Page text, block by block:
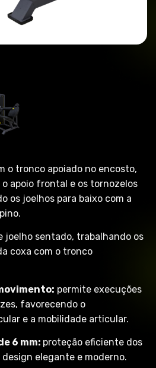
o tronco apoiado no encosto,
o apoio frontal e os tornozelos
os joelhos para baixo com a
joelho sentado, trabalhando os
coxa com o tronco
permite execuções
favorecendo o
e a mobilidade articular.
6 mm: proteção eficiente dos
elegante e moderno.